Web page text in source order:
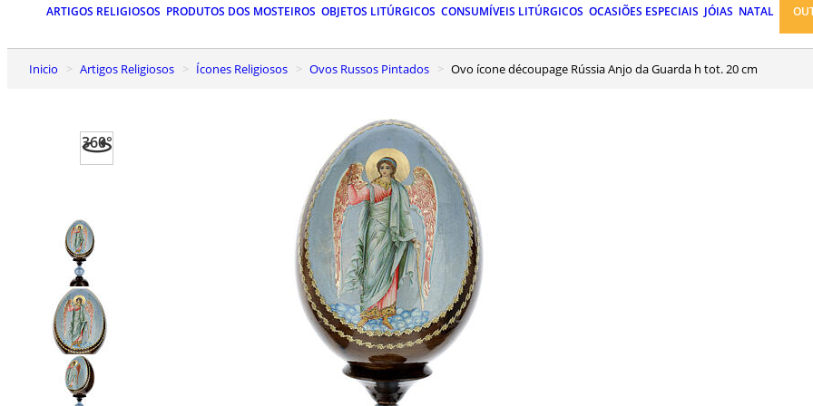
ARTIGOS RELIGIOSOS PRODUTOS DOS MOSTEIROS OBJETOS LITÚRGICOS CONSUMÍVEIS LITÚRGICOS OCASIÕES ESPECIAIS JÓIAS NATAL
Inicio Artigos Religiosos Ícones Religiosos Ovos Russos Pintados Ovo ícone découpage Rússia Anjo da Guarda h tot. 20 cm
360°